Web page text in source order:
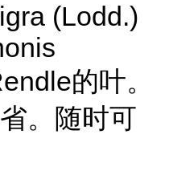
(Lodd.)
的叶。
。随时可